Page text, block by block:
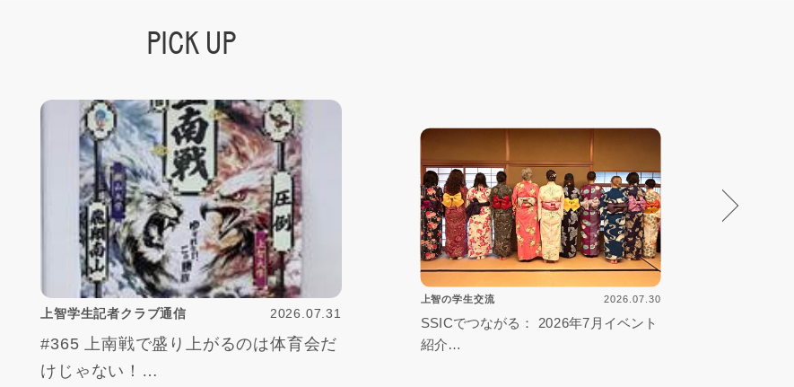
PICK UP
上智学生記者クラブ通信 2026.07.31
#365 上南戦で盛り上がるのは体育会だ
けじゃない！
上智の学生交流 2026.07.30
SSICでつながる： 2026年7月イベント
紹介